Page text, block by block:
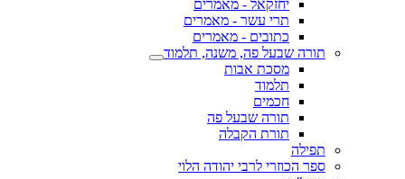
יחזקאל - מאמרים
תרי עשר - מאמרים
כתובים - מאמרים
תורה שבעל פה, משנה, תלמוד
מסכת אבות
תלמוד
חכמים
תורה שבעל פה
תורת הקבלה
תפילה
ספר הכוזרי לרבי יהודה הלוי